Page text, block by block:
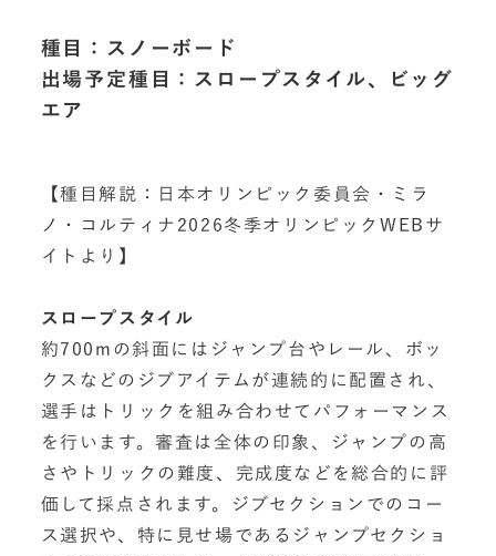
種目：スノーボード
出場予定種目：スロープスタイル、ビッグ
エア
【種目解説：日本オリンピック委員会・ミラ
ノ・コルティナ2026冬季オリンピックWEBサ
イトより】
スロープスタイル
約700mの斜面にはジャンプ台やレール、ボッ
クスなどのジブアイテムが連続的に配置され、
選手はトリックを組み合わせてパフォーマンス
を行います。審査は全体の印象、ジャンプの高
さやトリックの難度、完成度などを総合的に評
価して採点されます。ジブセクションでのコー
ス選択や、特に見せ場であるジャンプセクショ